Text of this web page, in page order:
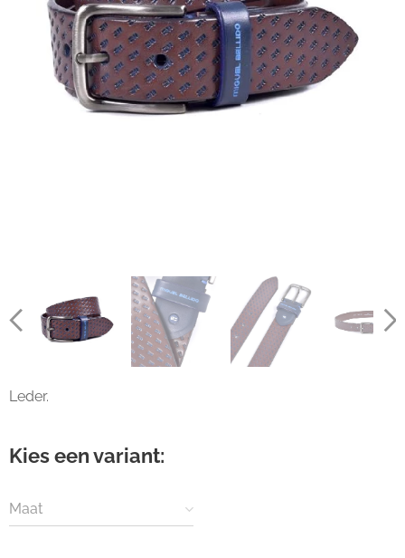
Leder.
Kies een variant:
Maat